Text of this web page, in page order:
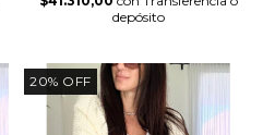
depósito
20% OFF